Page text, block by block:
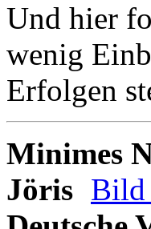
Und hier
wenig
Erfolgen
Minimes
Jöris Bild